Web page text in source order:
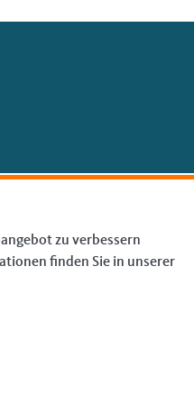
zu verbessern
finden Sie in unserer